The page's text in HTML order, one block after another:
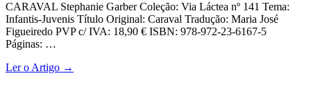
CARAVAL Stephanie Garber Coleção: Via Láctea nº 141 Tema:
Infantis-Juvenis Título Original: Caraval Tradução: Maria José
Figueiredo PVP c/ IVA: 18,90 € ISBN: 978-972-23-6167-5
Páginas: …
Ler o Artigo →